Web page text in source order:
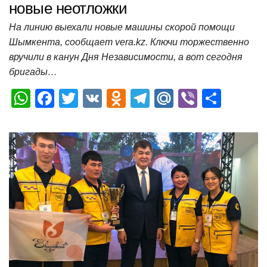
новые неотложки
На линию выехали новые машины скорой помощи
Шымкента, сообщает vera.kz. Ключи торжественно
вручили в канун Дня Независимости, а вот сегодня
бригады…
W
at
s
A
p
p
F
c
e
b
o
o
k
T
tt
er
V
O
n
o
kl
a
ss
ni
ki
T
e
gr
a
m
M
.R
u
Vi
er п
р
а
в
и
т
ь